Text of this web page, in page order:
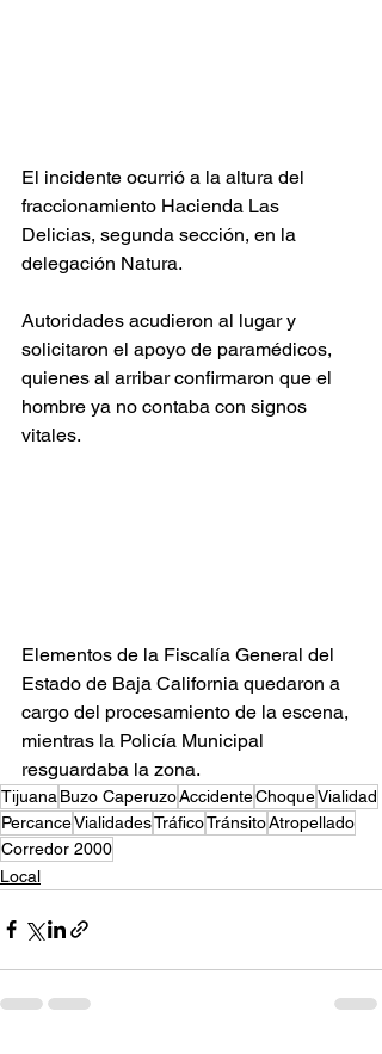
El incidente ocurrió a la altura del
fraccionamiento Hacienda Las
Delicias, segunda sección, en la
delegación Natura.
Autoridades acudieron al lugar y
solicitaron el apoyo de paramédicos,
quienes al arribar confirmaron que el
hombre ya no contaba con signos
vitales.
Elementos de la Fiscalía General del
Estado de Baja California quedaron a
cargo del procesamiento de la escena,
mientras la Policía Municipal
resguardaba la zona.
Tijuana Buzo CaperuzoAccidenteChoqueVialidad
PercanceVialidadesTráficoTránsitoAtropellado
Corredor 2000
Local